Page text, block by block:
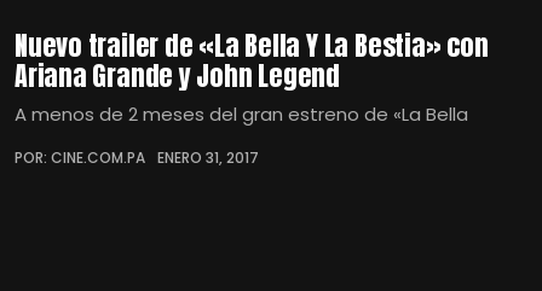
Nuevo trailer de «La Bella Y La Bestia» con
Ariana Grande y John Legend
A menos de 2 meses del gran estreno de «La Bella
POR: CINE.COM.PA ENERO 31, 2017